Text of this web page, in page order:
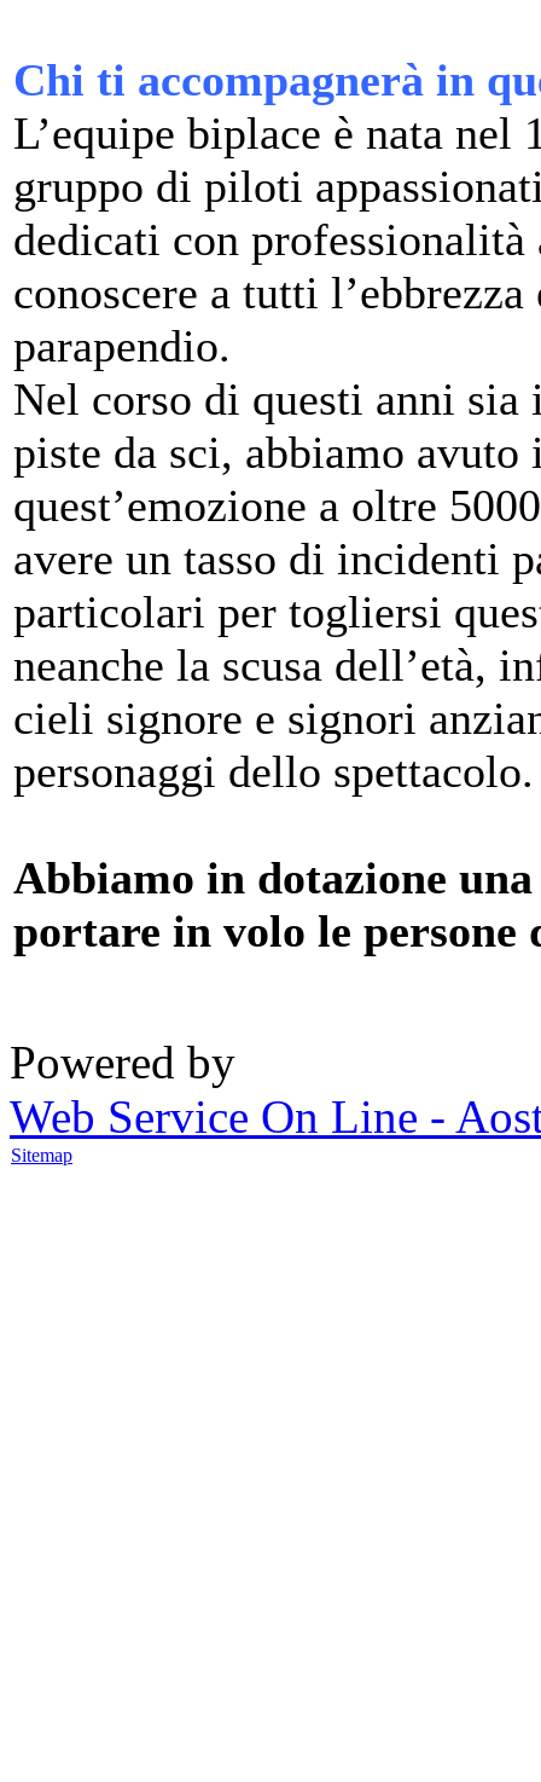
Chi ti accompagnerà in
L’equipe biplace è nata nel
gruppo di piloti
dedicati con
conoscere a tutti
parapendio.
Nel corso di questi anni sia
piste da sci, abbiamo
quest’emozione a oltre
avere un tasso di incidenti
particolari per togliersi
neanche la scusa dell’età,
cieli signore e signori
personaggi dello spettacolo.
Abbiamo in dotazione
portare in volo le persone
Powered by
Web Service On Line -
Sitemap